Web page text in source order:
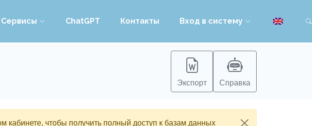
Сервисы ChatGPT Контакты Вход в систему
Экспорт Справка
кабинете, чтобы получить полный доступ к базам данных